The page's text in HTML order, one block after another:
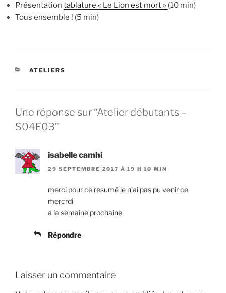
Présentation tablature « Le Lion est mort » (10 min)
Tous ensemble ! (5 min)
CATÉGORIES
ATELIERS
Une réponse sur “Atelier débutants –
S04E03”
isabelle camhi
29 SEPTEMBRE 2017 À 19 H 10 MIN
merci pour ce resumé je n’ai pas pu venir ce
mercrdi
a la semaine prochaine
Répondre
Laisser un commentaire